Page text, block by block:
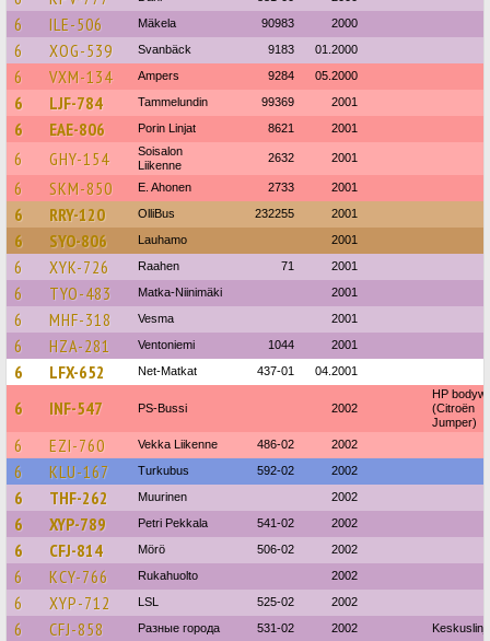
6 ILE-506 Mäkela 90983 2000
6 XOG-539 Svanbäck 9183 01.2000
6 VXM-134 Ampers 9284 05.2000
6 LJF-784 Tammelundin 99369 2001
6 EAE-806 Porin Linjat 8621 2001
6 GHY-154
Soisalon
Liikenne
2632 2001
6 SKM-850 E. Ahonen 2733 2001
6 RRY-120 OlliBus 232255 2001
6 SYO-806 Lauhamo 2001
6 XYK-726 Raahen 71 2001
6 TYO-483 Matka-Niinimäki 2001
6 MHF-318 Vesma 2001
6 HZA-281 Ventoniemi 1044 2001
6 LFX-652 Net-Matkat 437-01 04.2001
6 INF-547 PS-Bussi 2002
HP
(Citroën
Jumper)
6 EZI-760 Vekka Liikenne 486-02 2002
6 KLU-167 Turkubus 592-02 2002
6 THF-262 Muurinen 2002
6 XYP-789 Petri Pekkala 541-02 2002
6 CFJ-814 Mörö 506-02 2002
6 KCY-766 Rukahuolto 2002
6 XYP-712 LSL 525-02 2002
6 CFJ-858 Разные города 531-02 2002